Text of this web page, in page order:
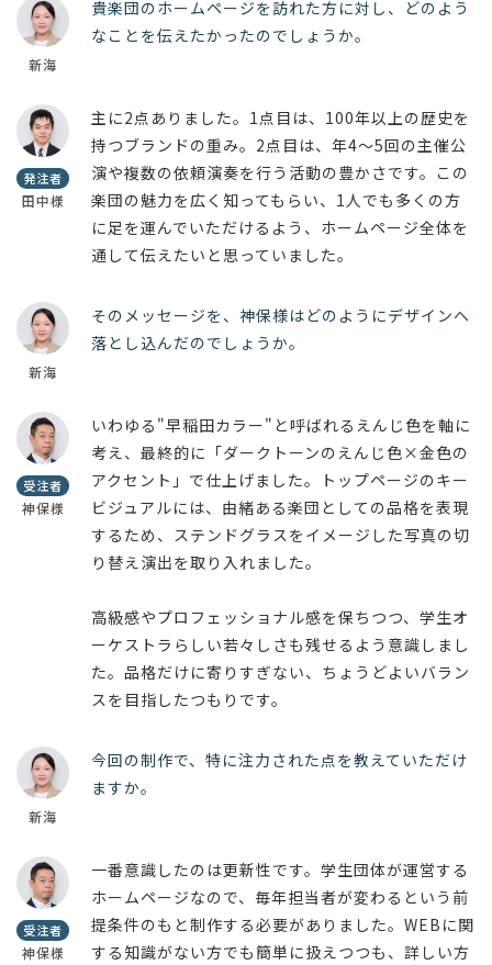
新海
貴楽団のホームページを訪れた方に対し、どのよう
なことを伝えたかったのでしょうか。
発注者
田中様
主に2点ありました。1点目は、100年以上の歴史を
持つブランドの重み。2点目は、年4〜5回の主催公
演や複数の依頼演奏を行う活動の豊かさです。この
楽団の魅力を広く知ってもらい、1人でも多くの方
に足を運んでいただけるよう、ホームページ全体を
通して伝えたいと思っていました。
新海
そのメッセージを、神保様はどのようにデザインへ
落とし込んだのでしょうか。
受注者
神保様
いわゆる"早稲田カラー"と呼ばれるえんじ色を軸に
考え、最終的に「ダークトーンのえんじ色×金色の
アクセント」で仕上げました。トップページのキー
ビジュアルには、由緒ある楽団としての品格を表現
するため、ステンドグラスをイメージした写真の切
り替え演出を取り入れました。
高級感やプロフェッショナル感を保ちつつ、学生オ
ーケストラらしい若々しさも残せるよう意識しまし
た。品格だけに寄りすぎない、ちょうどよいバラン
スを目指したつもりです。
新海
今回の制作で、特に注力された点を教えていただけ
ますか。
受注者
神保様
一番意識したのは更新性です。学生団体が運営する
ホームページなので、毎年担当者が変わるという前
提条件のもと制作する必要がありました。WEBに関
する知識がない方でも簡単に扱えつつも、詳しい方